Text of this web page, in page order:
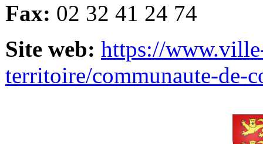
Fax: 02 32 41 24 74
Site web: https://
territoire/communaute-de-